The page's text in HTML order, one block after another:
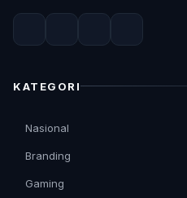
KATEGORI
Nasional
Branding
Gaming